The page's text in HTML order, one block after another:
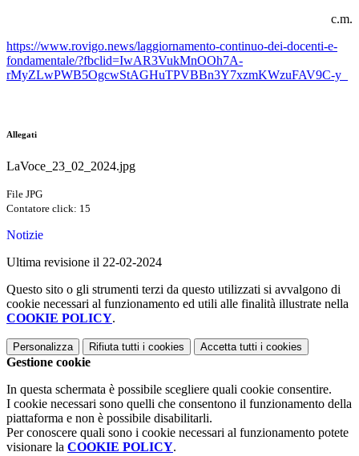
c.m.
https://www.rovigo.news/laggiornamento-continuo-dei-docenti-e-
fondamentale/?fbclid=IwAR3VukMnOOh7A-
rMyZLwPWB5OgcwStAGHuTPVBBn3Y7xzmKWzuFAV9C-y_
Allegati
LaVoce_23_02_2024.jpg
File JPG
Contatore click: 15
Notizie
Ultima revisione il 22-02-2024
Questo sito o gli strumenti terzi da questo utilizzati si avvalgono di
cookie necessari al funzionamento ed utili alle finalità illustrate nella
COOKIE POLICY.
Personalizza Rifiuta tutti i cookies Accetta tutti i cookies
Gestione cookie
In questa schermata è possibile scegliere quali cookie consentire.
I cookie necessari sono quelli che consentono il funzionamento della
piattaforma e non è possibile disabilitarli.
Per conoscere quali sono i cookie necessari al funzionamento potete
visionare la COOKIE POLICY.